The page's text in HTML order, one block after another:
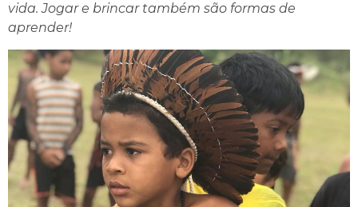
vida. Jogar e brincar também são formas de
aprender!